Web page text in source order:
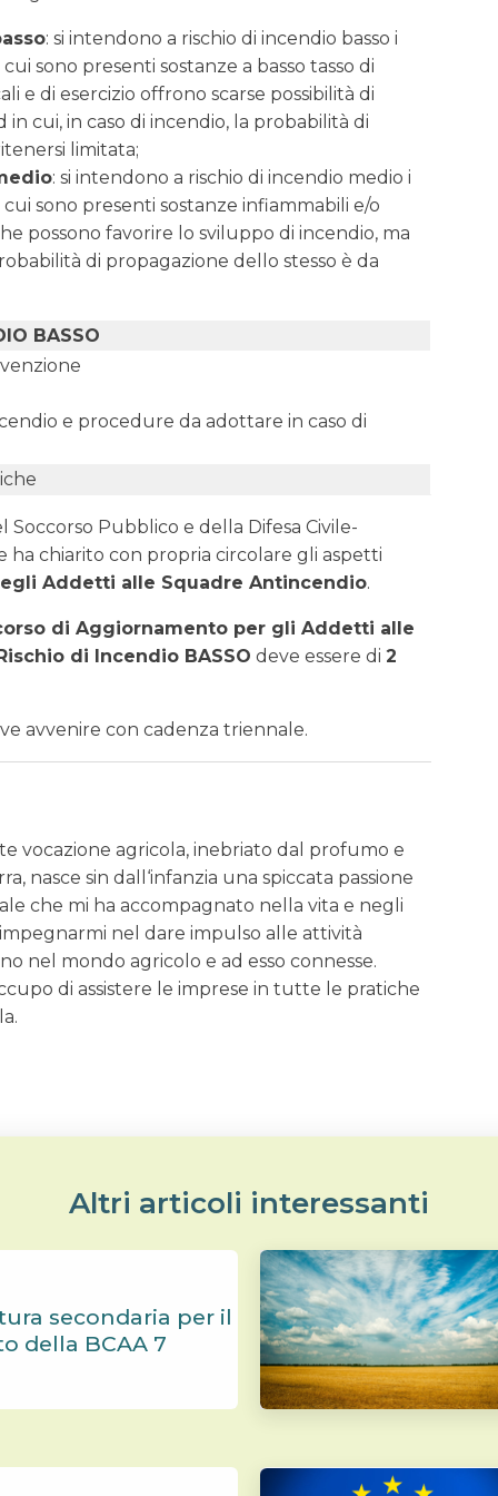
: si intendono a rischio di incendio basso i
sono presenti sostanze a basso tasso di
e di esercizio offrono scarse possibilità di
cui, in caso di incendio, la probabilità di
limitata;
: si intendono a rischio di incendio medio i
sono presenti sostanze infiammabili e/o
possono favorire lo sviluppo di incendio, ma
di propagazione dello stesso è da
BASSO
e procedure da adottare in caso di
Pubblico e della Difesa Civile-
ha chiarito con propria circolare gli aspetti
Addetti alle Squadre Antincendio.
di Aggiornamento per gli Addetti alle
di Incendio BASSO deve essere di 2
avvenire con cadenza triennale.
vocazione agricola, inebriato dal profumo e
nasce sin dall‘infanzia una spiccata passione
che mi ha accompagnato nella vita e negli
nel dare impulso alle attività
nel mondo agricolo e ad esso connesse.
di assistere le imprese in tutte le pratiche
Altri articoli interessanti
secondaria per il
della BCAA 7